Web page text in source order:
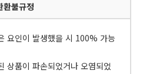
환불규정
요인이 발생했을 시 100% 가능
상품이 파손되었거나 오염되었